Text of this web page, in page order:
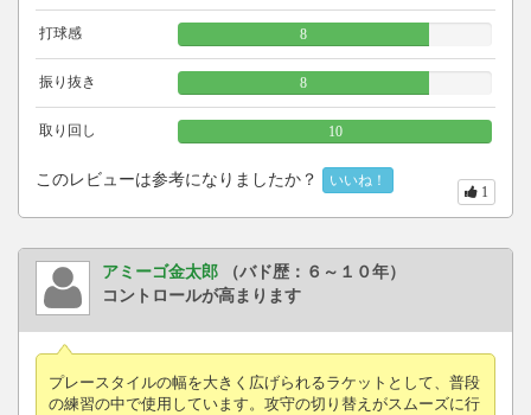
打球感 8
振り抜き 8
取り回し 10
このレビューは参考になりましたか？ いいね！
1
アミーゴ金太郎
（バド歴：６～１０年）
コントロールが高まります
プレースタイルの幅を大きく広げられるラケットとして、普段
の練習の中で使用しています。攻守の切り替えがスムーズに行